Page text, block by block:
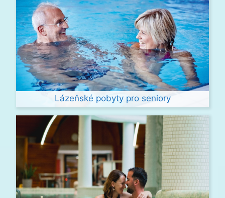
Lázeňské pobyty pro seniory